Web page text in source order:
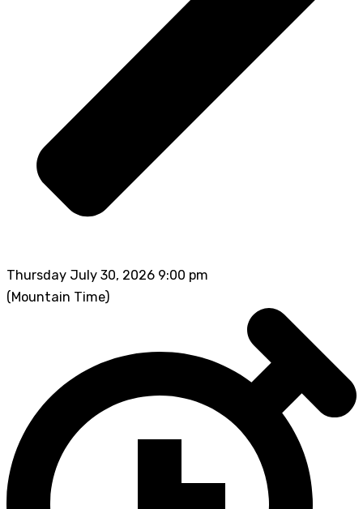
Thursday July 30, 2026 9:00 pm
(Mountain Time)